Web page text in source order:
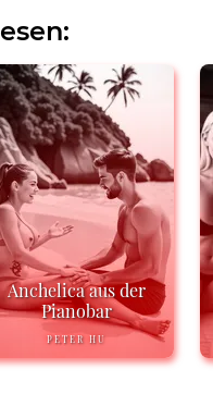
Anchelica aus der
Pianobar
PETER HU